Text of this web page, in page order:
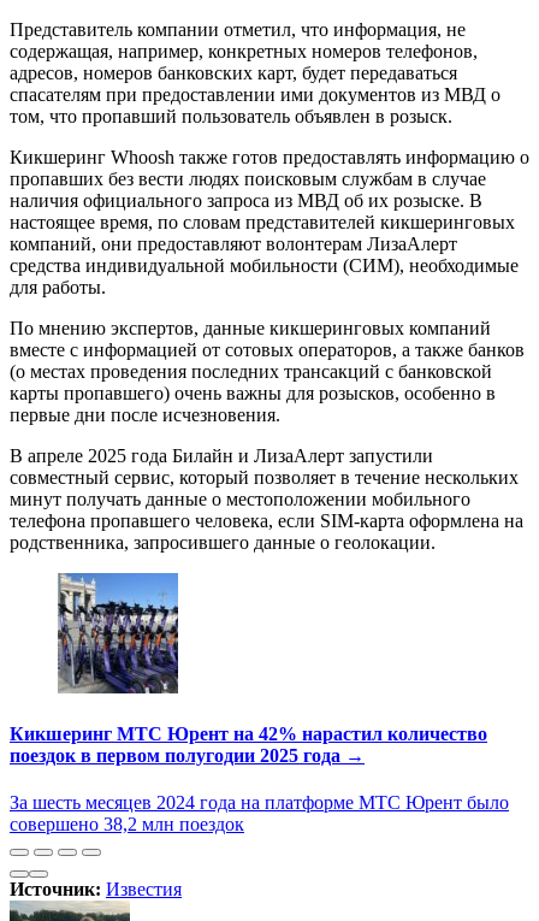
Представитель компании отметил, что информация, не
содержащая, например, конкретных номеров телефонов,
адресов, номеров банковских карт, будет передаваться
спасателям при предоставлении ими документов из МВД о
том, что пропавший пользователь объявлен в розыск.
Кикшеринг Whoosh также готов предоставлять информацию о
пропавших без вести людях поисковым службам в случае
наличия официального запроса из МВД об их розыске. В
настоящее время, по словам представителей кикшеринговых
компаний, они предоставляют волонтерам ЛизаАлерт
средства индивидуальной мобильности (СИМ), необходимые
для работы.
По мнению экспертов, данные кикшеринговых компаний
вместе с информацией от сотовых операторов, а также банков
(о местах проведения последних трансакций с банковской
карты пропавшего) очень важны для розысков, особенно в
первые дни после исчезновения.
В апреле 2025 года Билайн и ЛизаАлерт запустили
совместный сервис, который позволяет в течение нескольких
минут получать данные о местоположении мобильного
телефона пропавшего человека, если SIM-карта оформлена на
родственника, запросившего данные о геолокации.
Кикшеринг МТС Юрент на 42% нарастил количество
поездок в первом полугодии 2025 года →
За шесть месяцев 2024 года на платформе МТС Юрент было
совершено 38,2 млн поездок
Источник: Известия